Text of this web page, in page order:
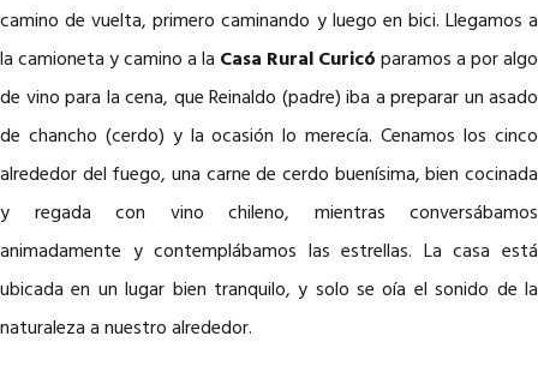
camino de vuelta, primero caminando y luego en bici. Llegamos a
la camioneta y camino a la Casa Rural Curicóparamos a por algo
de vino para la cena, que Reinaldo (padre) iba a preparar un asado
de chancho (cerdo) y la ocasión lo merecía. Cenamos los cinco
alrededor del fuego, una carne de cerdo buenísima, bien cocinada
y regada con vino chileno, mientras conversábamos
animadamente y contemplábamos las estrellas. La casa está
ubicada en un lugar bien tranquilo, y solo se oía el sonido de la
naturaleza a nuestro alrededor.